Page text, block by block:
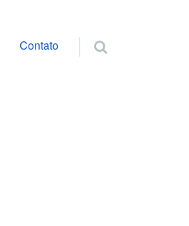
Contato